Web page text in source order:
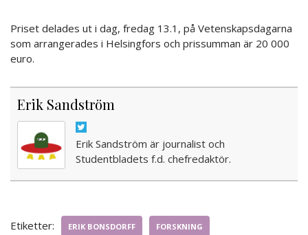
Priset delades ut i dag, fredag 13.1, på Vetenskapsdagarna
som arrangerades i Helsingfors och prissumman är 20 000
euro.
Erik Sandström
Erik Sandström är journalist och
Studentbladets f.d. chefredaktör.
Etiketter: ERIK BONSDORFF FORSKNING